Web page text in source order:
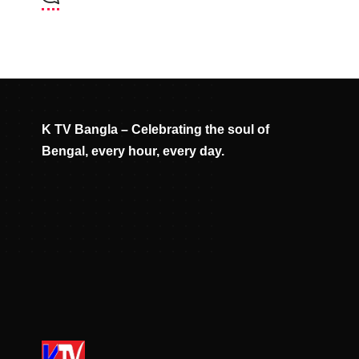
K TV Bangla – Celebrating the soul of
Bengal, every hour, every day.